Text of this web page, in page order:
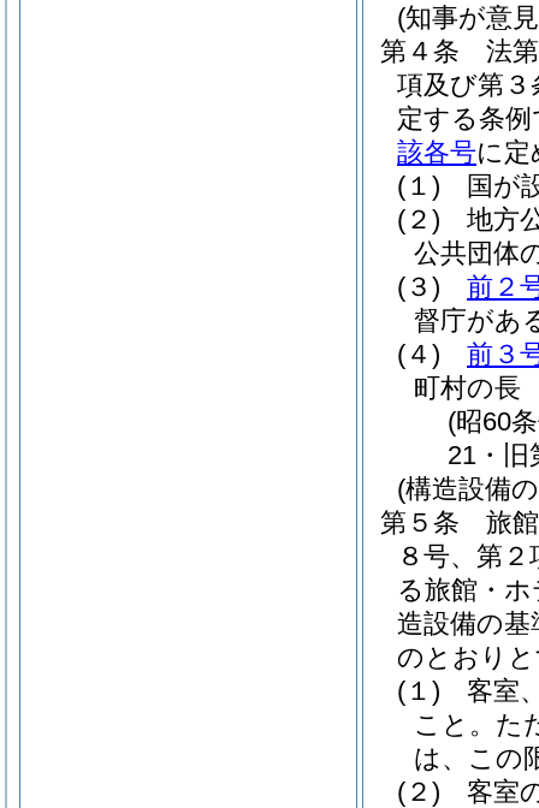
(知事が意
第４条
法
項及び第
定する条
該各号に
(１)
国が
(２)
地方
公共団体
(３)
前２
督庁があ
(４)
前３
町村の長
(昭60
21・旧
(構造設備
第５条
旅
８号、第
る旅館・
造設備の基
のとおり
(１)
客室
こと。 た
は、この
(２)
客室